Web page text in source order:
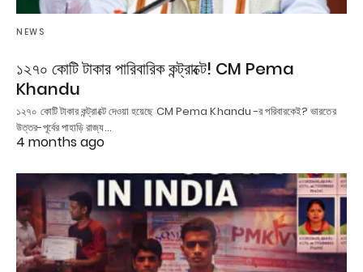
NEWS
১২৭০ কোটি টাকার পারিবারিক কন্ট্রাক্টে! CM Pema
Khandu
১২৭০ কোটি টাকার কন্ট্রাক্টে দেওয়া হয়েছে CM Pema Khandu -র পরিবারকেই? ভারতের
উত্তর-পূর্বের পাহাড়ি রাজ্য…
4 months ago